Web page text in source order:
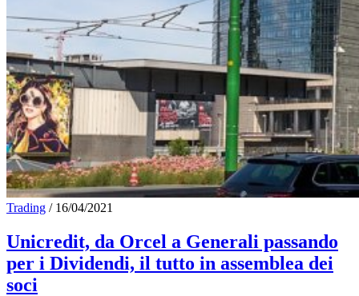
Trading / 16/04/2021
Unicredit, da Orcel a Generali passando
per i Dividendi, il tutto in assemblea dei
soci